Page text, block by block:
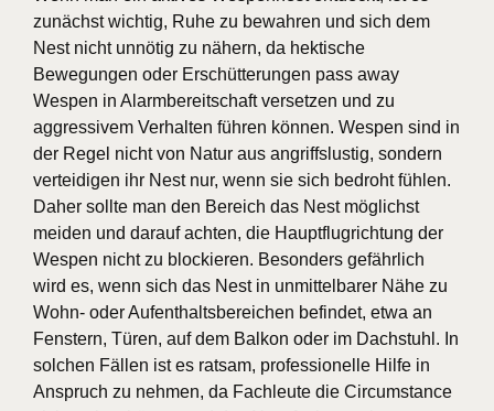
zunächst wichtig, Ruhe zu bewahren und sich dem
Nest nicht unnötig zu nähern, da hektische
Bewegungen oder Erschütterungen pass away
Wespen in Alarmbereitschaft versetzen und zu
aggressivem Verhalten führen können. Wespen sind in
der Regel nicht von Natur aus angriffslustig, sondern
verteidigen ihr Nest nur, wenn sie sich bedroht fühlen.
Daher sollte man den Bereich das Nest möglichst
meiden und darauf achten, die Hauptflugrichtung der
Wespen nicht zu blockieren. Besonders gefährlich
wird es, wenn sich das Nest in unmittelbarer Nähe zu
Wohn- oder Aufenthaltsbereichen befindet, etwa an
Fenstern, Türen, auf dem Balkon oder im Dachstuhl. In
solchen Fällen ist es ratsam, professionelle Hilfe in
Anspruch zu nehmen, da Fachleute die Circumstance